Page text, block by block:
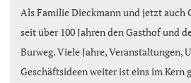
Als Familie Dieckmann und jetzt auch
seit über 100 Jahren den Gasthof und
Burweg. Viele Jahre, Veranstaltungen,
Geschäftsideen weiter ist eins im Kern